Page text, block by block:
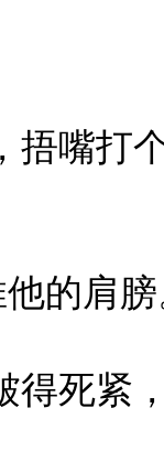
嘴打
的肩膀
死紧